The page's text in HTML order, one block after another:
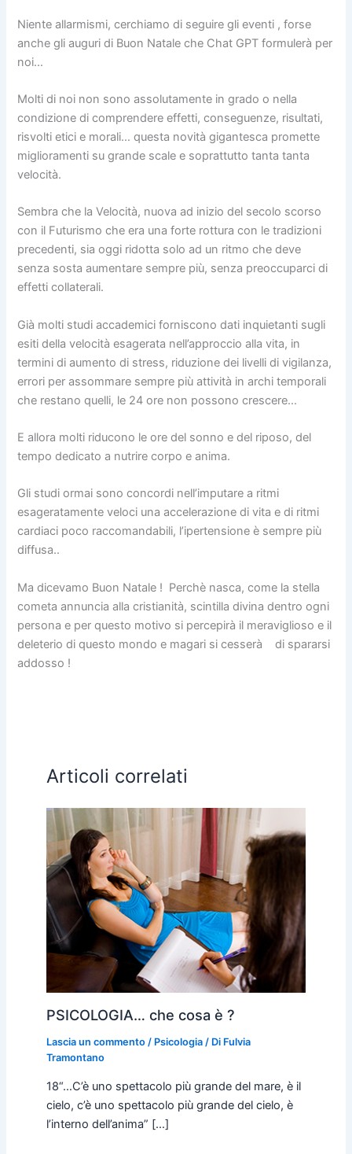
Niente allarmismi, cerchiamo di seguire gli eventi , forse
anche gli auguri di Buon Natale che Chat GPT formulerà per
noi…
Molti di noi non sono assolutamente in grado o nella
condizione di comprendere effetti, conseguenze, risultati,
risvolti etici e morali… questa novità gigantesca promette
miglioramenti su grande scale e soprattutto tanta tanta
velocità.
Sembra che la Velocità, nuova ad inizio del secolo scorso
con il Futurismo che era una forte rottura con le tradizioni
precedenti, sia oggi ridotta solo ad un ritmo che deve
senza sosta aumentare sempre più, senza preoccuparci di
effetti collaterali.
Già molti studi accademici forniscono dati inquietanti sugli
esiti della velocità esagerata nell’approccio alla vita, in
termini di aumento di stress, riduzione dei livelli di vigilanza,
errori per assommare sempre più attività in archi temporali
che restano quelli, le 24 ore non possono crescere…
E allora molti riducono le ore del sonno e del riposo, del
tempo dedicato a nutrire corpo e anima.
Gli studi ormai sono concordi nell’imputare a ritmi
esageratamente veloci una accelerazione di vita e di ritmi
cardiaci poco raccomandabili, l’ipertensione è sempre più
diffusa..
Ma dicevamo Buon Natale ! Perchè nasca, come la stella
cometa annuncia alla cristianità, scintilla divina dentro ogni
persona e per questo motivo si percepirà il meraviglioso e il
deleterio di questo mondo e magari si cesserà di spararsi
addosso !
Articoli correlati
PSICOLOGIA… che cosa è ?
Lascia un commento / Psicologia/ Di Fulvia
Tramontano
18“…C’è uno spettacolo più grande del mare, è il
cielo, c’è uno spettacolo più grande del cielo, è
l’interno dell’anima” […]